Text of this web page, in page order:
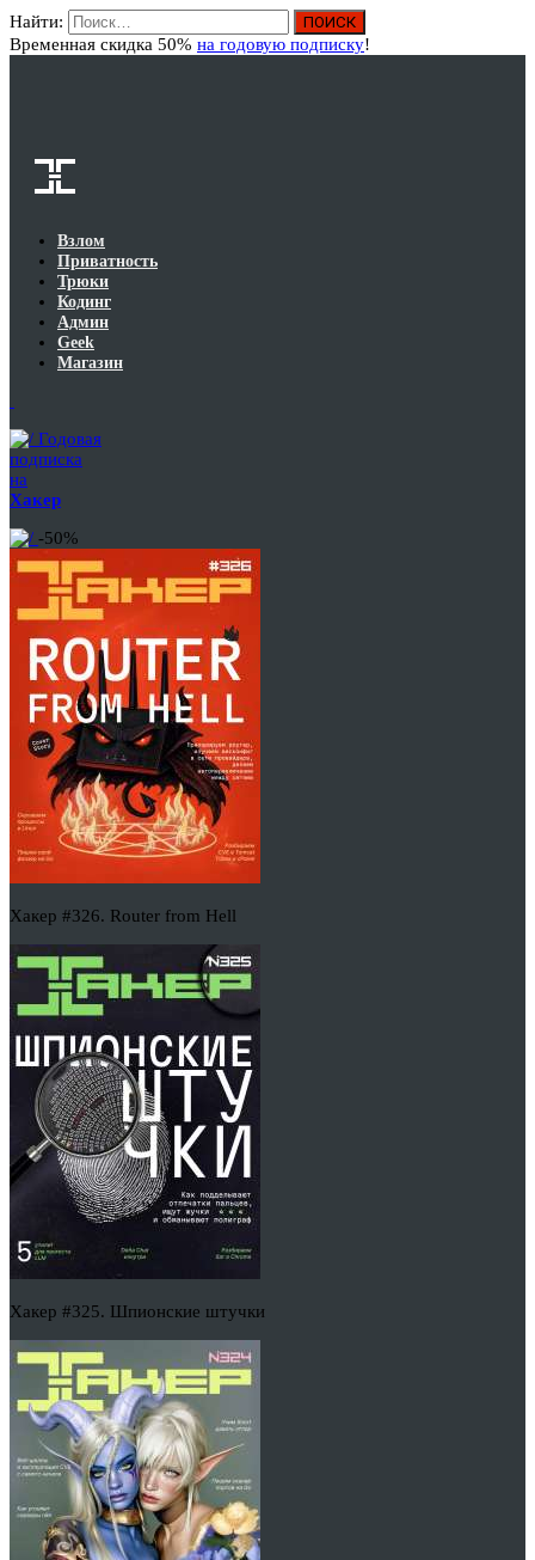
Найти:
Временная скидка 50% на годовую подписку!
Взлом
Приватность
Трюки
Кодинг
Админ
Geek
Магазин
Годовая
подписка
на
Хакер
-50%
Хакер #326. Router from Hell
Хакер #325. Шпионские штучки